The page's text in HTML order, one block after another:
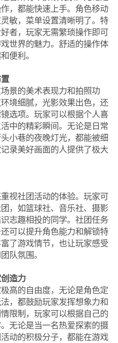
，都能快速上手。角色移动
敏，菜单设置清晰明了。特
者，玩家无需繁琐操作即可
世界的魅力。舒适的操作体
便利。
景的美术表现力和拍照功
境细腻，光影效果出色，还
选项。玩家可以根据个人喜
中的精彩瞬间。无论是日常
小巷的夜晚灯光，都能被细
录美好画面的人提供了极大
视社团活动的体验。玩家可
，如篮球社、音乐社、摄影
志趣相投的同学。社团任务
可以提升角色能力和解锁特
了游戏情节，也让玩家感受
队氛围。
造力
高的自由度，无论是角色定
，都鼓励玩家发挥想象力和
限制，玩家可以根据自己的
无论是当一名热爱探索的摄
动的积极分子，都能在游戏